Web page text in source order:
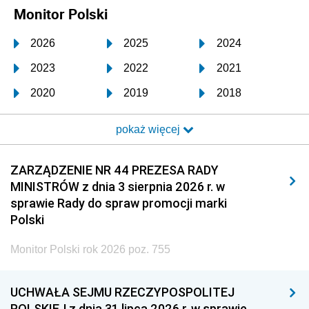
Monitor Polski
2026 2025 2024
2023 2022 2021
2020 2019 2018
2017 2016 2015
2014 2013 2012
2011 2010 2009
2008 2007 2006
2005
1996 1995 1994
pokaż więcej
ZARZĄDZENIE NR 44 PREZESA RADY
MINISTRÓW z dnia 3 sierpnia 2026 r. w
sprawie Rady do spraw promocji marki
Polski
Monitor Polski rok 2026 poz. 755
UCHWAŁA SEJMU RZECZYPOSPOLITEJ